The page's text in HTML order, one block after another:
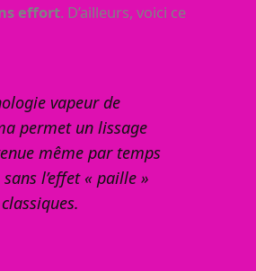
effort. D’ailleurs, voici ce
vapeur de
permet un lissage
même par temps
l’effet « paille »